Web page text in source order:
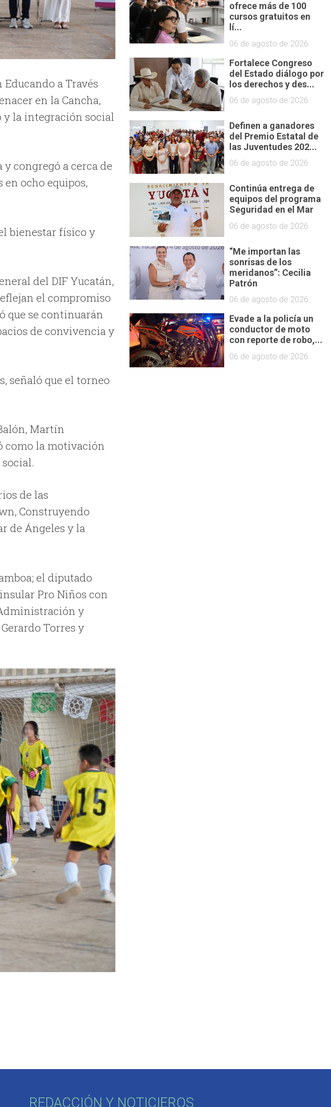
a Través
en la Cancha,
y la integración social
congregó a cerca de
ocho equipos,
bienestar físico y
del DIF Yucatán,
el compromiso
que se continuarán
de convivencia y
señaló que el torneo
Martín
como la motivación
de las
Construyendo
de Ángeles y la
el diputado
Pro Niños con
y
Torres y
ofrece más de 100
cursos gratuitos en
lí...
06 de agosto de 2026
Fortalece Congreso
del Estado diálogo por
los derechos y des...
06 de agosto de 2026
Definen a ganadores
del Premio Estatal de
las Juventudes 202...
06 de agosto de 2026
Continúa entrega de
equipos del programa
Seguridad en el Mar
06 de agosto de 2026
“Me importan las
sonrisas de los
meridanos”: Cecilia
Patrón
06 de agosto de 2026
Evade a la policía un
conductor de moto
con reporte de robo,...
06 de agosto de 2026
REDACCIÓN Y NOTICIEROS